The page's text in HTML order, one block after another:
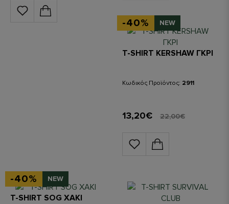
-40% NEW
T-SHIRT KERSHAW ΓΚΡΙ
Κωδικός Προϊόντος: 2911
13,20€ 22,00€
-40% NEW
T-SHIRT SOG ΧΑΚΙ